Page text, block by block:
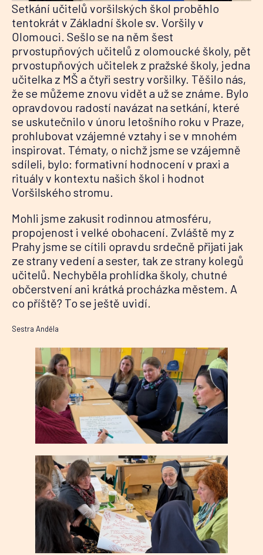
Setkání učitelů voršilských škol proběhlo
tentokrát v Základní škole sv. Voršily v
Olomouci. Sešlo se na něm šest
prvostupňových učitelů z olomoucké školy, pět
prvostupňových učitelek z pražské školy, jedna
učitelka z MŠ a čtyři sestry voršilky. Těšilo nás,
že se můžeme znovu vidět a už se známe. Bylo
opravdovou radostí navázat na setkání, které
se uskutečnilo v únoru letošního roku v Praze,
prohlubovat vzájemné vztahy i se v mnohém
inspirovat. Tématy, o nichž jsme se vzájemně
sdíleli, bylo: formativní hodnocení v praxi a
rituály v kontextu našich škol i hodnot
Voršilského stromu.
Mohli jsme zakusit rodinnou atmosféru,
propojenost i velké obohacení. Zvláště my z
Prahy jsme se cítili opravdu srdečně přijati jak
ze strany vedení a sester, tak ze strany kolegů
učitelů. Nechyběla prohlídka školy, chutné
občerstvení ani krátká procházka městem. A
co příště? To se ještě uvidí.
Sestra Anděla